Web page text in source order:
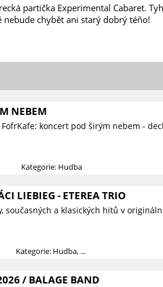
partička Experimental Cabaret.
nebude chybět ani starý dobrý téňo!
NEBEM
koncert pod širým nebem -
Kategorie: Hudba
LIEBIEG - ETEREA TRIO
současných a klasických hitů v
Kategorie: Hudba, ...
/ BALAGE BAND